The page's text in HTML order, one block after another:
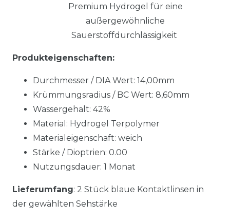
Premium Hydrogel für eine
außergewöhnliche
Sauerstoffdurchlässigkeit
Produkteigenschaften:
Durchmesser / DIA Wert: 14,00mm
Krümmungsradius / BC Wert: 8,60mm
Wassergehalt: 42%
Material: Hydrogel Terpolymer
Materialeigenschaft: weich
Stärke / Dioptrien: 0.00
Nutzungsdauer: 1 Monat
Lieferumfang: 2 Stück blaue Kontaktlinsen in
der gewählten Sehstärke